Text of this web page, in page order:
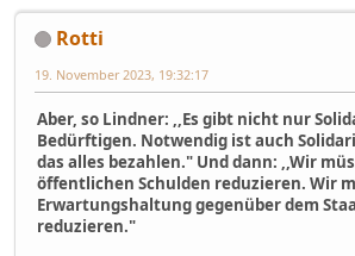
Rotti
19. November 2023, 19:32:17
Aber, so Lindner: ,,Es gibt nicht nur
Bedürftigen. Notwendig ist auch
das alles bezahlen." Und dann: ,,Wir
öffentlichen Schulden reduzieren. Wir
Erwartungshaltung gegenüber dem
reduzieren."